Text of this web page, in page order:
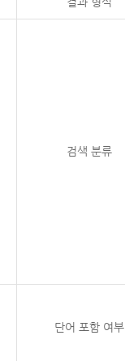
검색 분류
단어 포함 여부